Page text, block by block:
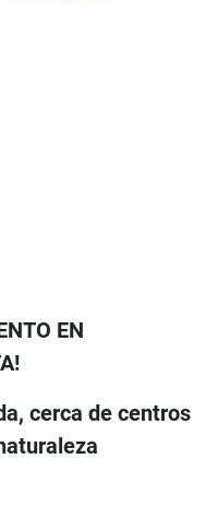
EN
cerca de centros